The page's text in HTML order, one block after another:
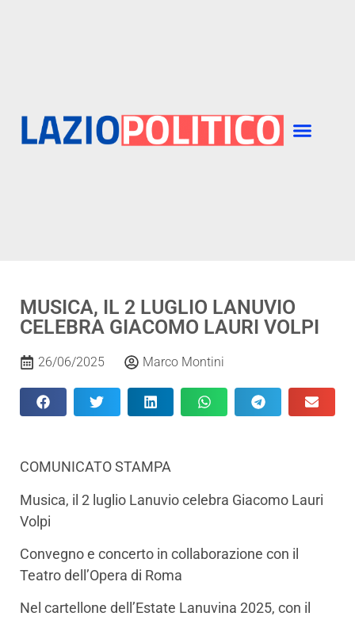
MUSICA, IL 2 LUGLIO LANUVIO
CELEBRA GIACOMO LAURI VOLPI
26/06/2025 Marco Montini
COMUNICATO STAMPA
Musica, il 2 luglio Lanuvio celebra Giacomo Lauri
Volpi
Convegno e concerto in collaborazione con il
Teatro dell’Opera di Roma
Nel cartellone dell’Estate Lanuvina 2025, con il